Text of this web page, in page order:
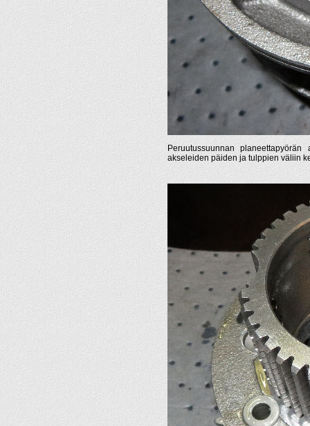
Peruutussuunnan
akseleiden päiden ja tulppien väliin